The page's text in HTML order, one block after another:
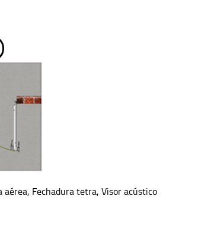
Fechadura tetra, Visor acústico